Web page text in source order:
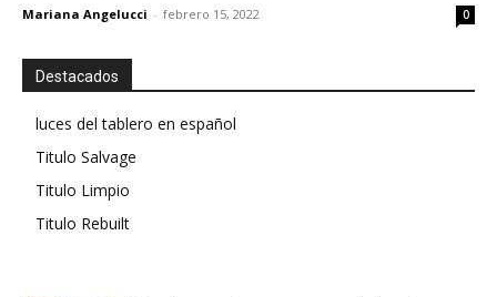
Mariana Angelucci - febrero 15, 2022 0
Destacados
luces del tablero en español
Titulo Salvage
Titulo Limpio
Titulo Rebuilt